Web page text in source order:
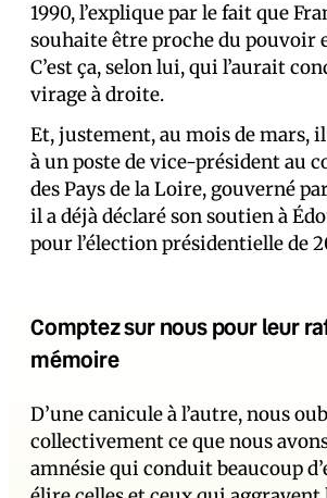
1990, l’explique par le fait que
souhaite être proche du pouvoir
C’est ça, selon lui, qui l’aurait
virage à droite.
Et, justement, au mois de mars,
à un poste de vice-président au
des Pays de la Loire, gouverné
il a déjà déclaré son soutien à
pour l’élection présidentielle de
Comptez sur nous pour leur
mémoire
D’une canicule à l’autre, nous
collectivement ce que nous
amnésie qui conduit beaucoup